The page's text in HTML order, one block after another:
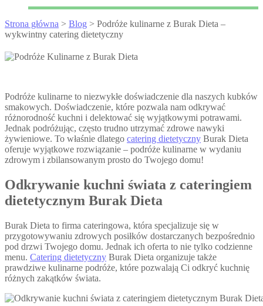
Strona główna > Blog > Podróże kulinarne z Burak Dieta –
wykwintny catering dietetyczny
Podróże kulinarne to niezwykłe doświadczenie dla naszych kubków
smakowych. Doświadczenie, które pozwala nam odkrywać
różnorodność kuchni i delektować się wyjątkowymi potrawami.
Jednak podróżując, często trudno utrzymać zdrowe nawyki
żywieniowe. To właśnie dlatego catering dietetyczny Burak Dieta
oferuje wyjątkowe rozwiązanie – podróże kulinarne w wydaniu
zdrowym i zbilansowanym prosto do Twojego domu!
Odkrywanie kuchni świata z cateringiem
dietetycznym Burak Dieta
Burak Dieta to firma cateringowa, która specjalizuje się w
przygotowywaniu zdrowych posiłków dostarczanych bezpośrednio
pod drzwi Twojego domu. Jednak ich oferta to nie tylko codzienne
menu. Catering dietetyczny Burak Dieta organizuje także
prawdziwe kulinarne podróże, które pozwalają Ci odkryć kuchnię
różnych zakątków świata.